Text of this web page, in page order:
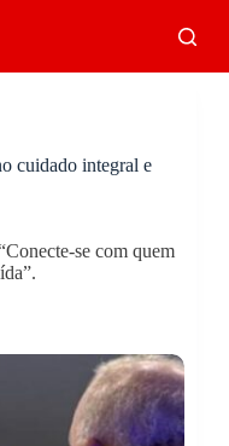
cuidado integral e
se com quem